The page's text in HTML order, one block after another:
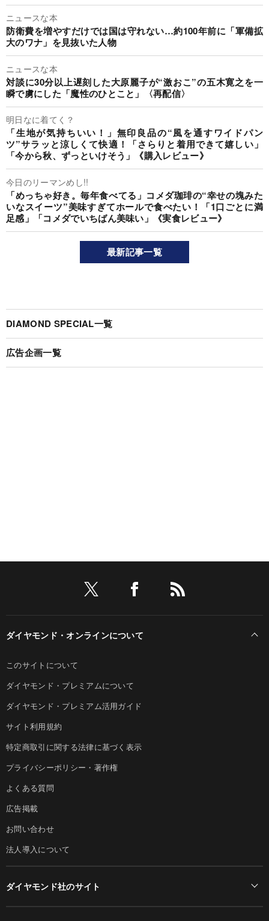
ニュースな本
防衛費を増やすだけでは国は守れない…約100年前に「軍備拡
大のワナ」を見抜いた人物
ニュースな本
対談に30分以上遅刻した大原麗子が“激おこ”の五木寛之を一
瞬で虜にした「魔性のひとこと」〈再配信〉
明日なに着てく？
「生地が気持ちいい！」無印良品の“風を通すワイドパン
ツ”サラッと涼しくて快適！「さらりと着用できて嬉しい」
「今から秋、ずっといけそう」《購入レビュー》
今日のリーマンめし!!
「めっちゃ好き。毎年食べてる」コメダ珈琲の“幸せの塊みた
いなスイーツ”美味すぎてホールで食べたい！「1口ごとに満
足感」「コメダでいちばん美味い」《実食レビュー》
最新記事一覧
DIAMOND SPECIAL一覧
広告企画一覧
ダイヤモンド・オンラインについて
このサイトについて
ダイヤモンド・プレミアムについて
ダイヤモンド・プレミアム活用ガイド
サイト利用規約
特定商取引に関する法律に基づく表示
プライバシーポリシー・著作権
よくある質問
広告掲載
お問い合わせ
法人導入について
ダイヤモンド社のサイト